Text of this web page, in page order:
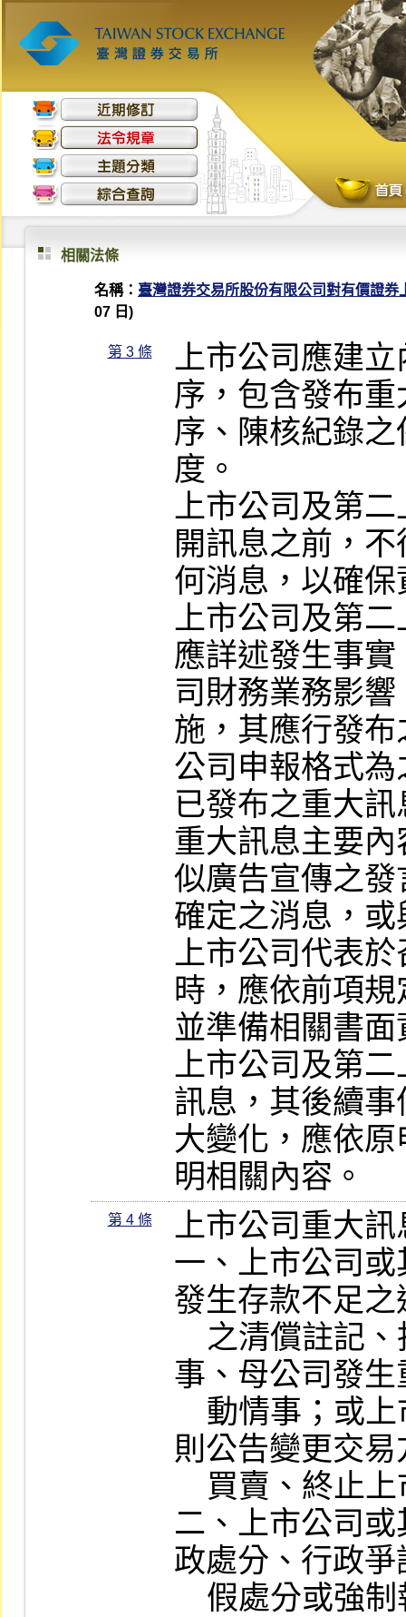
相關法條
名稱： 臺灣證券交易所股份有限公司對有價證
07 日)
第 3 條
上市公司應建
序，包含發布
序、陳核紀錄
度。
上市公司及第
開訊息之前，
何消息，以確
上市公司及第
應詳述發生事
司財務業務影
施，其應行發
公司申報格式
已發布之重大
重大訊息主要
似廣告宣傳之
確定之消息，
上市公司代表
時，應依前項
並準備相關書面
上市公司及第
訊息，其後續
大變化，應依
明相關內容。
第 4 條
上市公司重大
一、上市公司
發生存款不足
事、母公司發
則公告變更交
二、上市公司
政處分、行政